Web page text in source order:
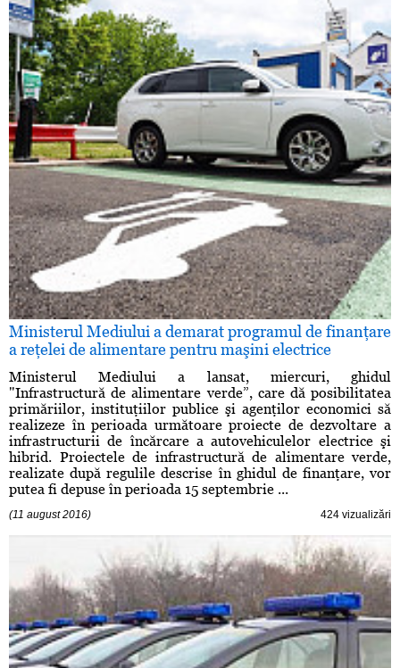
Ministerul Mediului a demarat programul de finanţare
a reţelei de alimentare pentru maşini electrice
Ministerul Mediului a lansat, miercuri, ghidul
"Infrastructură de alimentare verde”, care dă posibilitatea
primăriilor, instituţiilor publice şi agenţilor economici să
realizeze în perioada următoare proiecte de dezvoltare a
infrastructurii de încărcare a autovehiculelor electrice şi
hibrid. Proiectele de infrastructură de alimentare verde,
realizate după regulile descrise în ghidul de finanţare, vor
putea fi depuse în perioada 15 septembrie ...
(11 august 2016) 424 vizualizări